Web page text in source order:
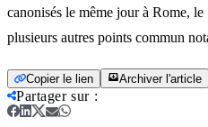
canonisés le même jour à Rome,
plusieurs autres points commun
Copier le lien Archiver l'article
Partager sur: